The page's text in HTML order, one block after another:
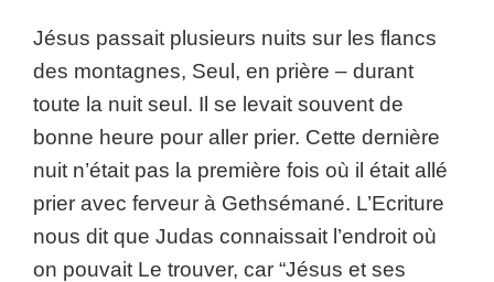
Jésus passait plusieurs nuits sur les flancs
des montagnes, Seul, en prière – durant
toute la nuit seul. Il se levait souvent de
bonne heure pour aller prier. Cette dernière
nuit n’était pas la première fois où il était allé
prier avec ferveur à Gethsémané. L’Ecriture
nous dit que Judas connaissait l’endroit où
on pouvait Le trouver, car “Jésus et ses